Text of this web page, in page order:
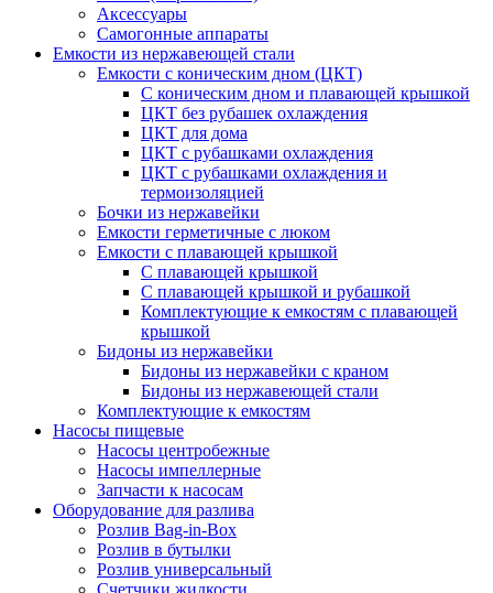
Аксессуары
Самогонные аппараты
Емкости из нержавеющей стали
Емкости с коническим дном (ЦКТ)
С коническим дном и плавающей крышкой
ЦКТ без рубашек охлаждения
ЦКТ для дома
ЦКТ с рубашками охлаждения
ЦКТ с рубашками охлаждения и
термоизоляцией
Бочки из нержавейки
Емкости герметичные с люком
Емкости с плавающей крышкой
С плавающей крышкой
С плавающей крышкой и рубашкой
Комплектующие к емкостям с плавающей
крышкой
Бидоны из нержавейки
Бидоны из нержавейки с краном
Бидоны из нержавеющей стали
Комплектующие к емкостям
Насосы пищевые
Насосы центробежные
Насосы импеллерные
Запчасти к насосам
Оборудование для разлива
Розлив Bag-in-Box
Розлив в бутылки
Розлив универсальный
Счетчики жидкости